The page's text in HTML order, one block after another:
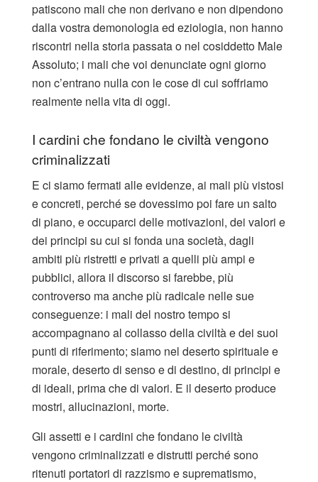
patiscono mali che non derivano e non dipendono
dalla vostra demonologia ed eziologia, non hanno
riscontri nella storia passata o nel cosiddetto Male
Assoluto; i mali che voi denunciate ogni giorno
non c’entrano nulla con le cose di cui soffriamo
realmente nella vita di oggi.
I cardini che fondano le civiltà vengono
criminalizzati
E ci siamo fermati alle evidenze, ai mali più vistosi
e concreti, perché se dovessimo poi fare un salto
di piano, e occuparci delle motivazioni, dei valori e
dei principi su cui si fonda una società, dagli
ambiti più ristretti e privati a quelli più ampi e
pubblici, allora il discorso si farebbe, più
controverso ma anche più radicale nelle sue
conseguenze: i mali del nostro tempo si
accompagnano al collasso della civiltà e dei suoi
punti di riferimento; siamo nel deserto spirituale e
morale, deserto di senso e di destino, di principi e
di ideali, prima che di valori. E il deserto produce
mostri, allucinazioni, morte.
Gli assetti e i cardini che fondano le civiltà
vengono criminalizzati e distrutti perché sono
ritenuti portatori di razzismo e suprematismo,